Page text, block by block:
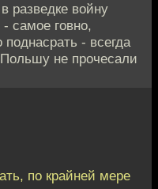
разведке войну
самое говно,
- всегда
не прочесали
по крайней мере